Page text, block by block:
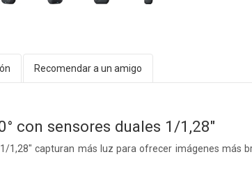
Recomendar a un amigo
con sensores duales 1/1,28"
1,28" capturan más luz para ofrecer imágenes más